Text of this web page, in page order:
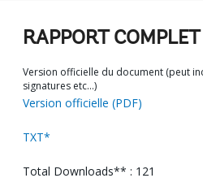
RAPPORT COMPLET
Version officielle du document (peut
signatures etc…)
Version officielle (PDF)
TXT*
Total Downloads** : 121